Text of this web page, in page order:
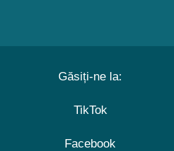
Găsiți-ne la:
TikTok
Facebook